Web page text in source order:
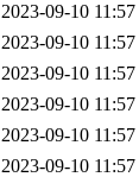
2023-09-10 11:57
2023-09-10 11:57
2023-09-10 11:57
2023-09-10 11:57
2023-09-10 11:57
2023-09-10 11:57